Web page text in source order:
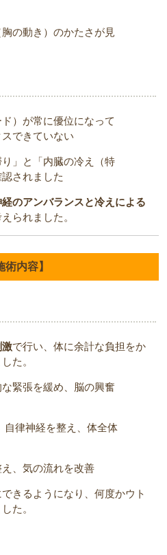
の動き）のかたさが見
）が常に優位になって
できていない
」と「内臓の冷え（特
されました
経のアンバランスと冷えによる
られました。
内容】
激で行い、体に余計な負担をか
た。
緊張を緩め、脳の興奮
自律神経を整え、体全体
、気の流れを改善
きるようになり、何度かウト
た。